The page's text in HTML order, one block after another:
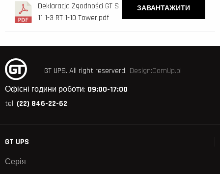
Deklaracja Zgodności GT S
11 1-3 RT 1-10 Tower.pdf
ЗАВАНТАЖИТИ
GT UPS. All right reserverd. Design:ComUp.pl
Офісні години роботи: 09:00-17:00
tel: (22) 846-22-62
GT UPS
Серія